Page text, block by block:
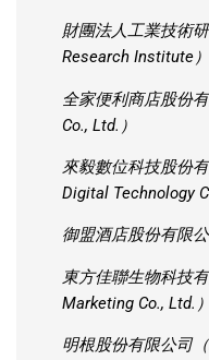
財團法人工業技術
Research Institute）
全家便利商店股份
Co., Ltd.）
來毅數位科技股份
Digital Technology
御盟酒店股份有限公
東方佳聯生物科技
Marketing Co., Ltd.）
明根股份有限公司